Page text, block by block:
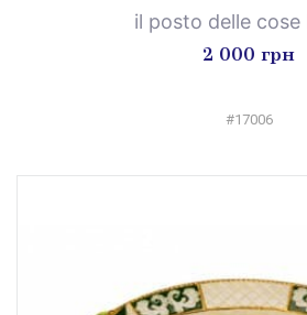
il posto delle cose
2 000 грн
#17006